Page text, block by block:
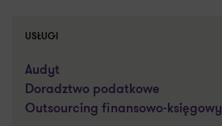
USŁUGI
Audyt
Doradztwo podatkowe
Outsourcing finansowo-księgowy